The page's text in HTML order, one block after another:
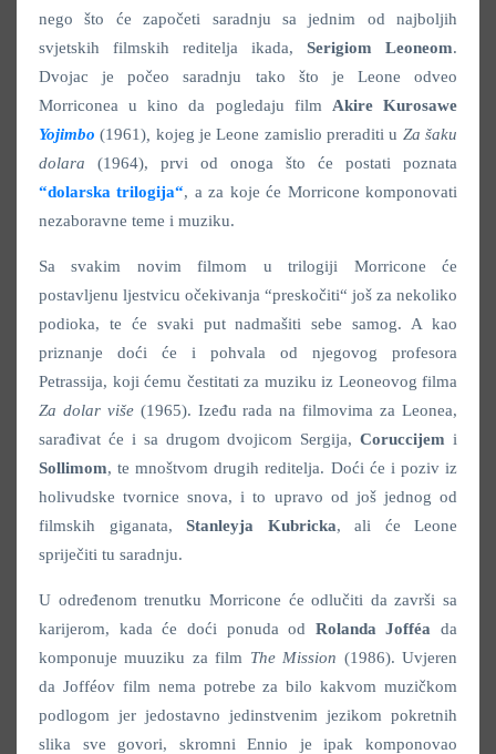
nego što će započeti saradnju sa jednim od najboljih
svjetskih filmskih reditelja ikada, Serigiom Leoneom.
Dvojac je počeo saradnju tako što je Leone odveo
Morriconea u kino da pogledaju film Akire Kurosawe
Yojimbo (1961) kojeg je Leone zamislio preraditi u Za šaku
dolara (1964), prvi od onoga što će postati poznata
“dolarska trilogija“, a za koje će Morricone komponovati
nezaboravne teme i muziku.
Sa svakim novim filmom u trilogiji Morricone će
postavljenu ljestvicu očekivanja “preskočiti“ još za nekoliko
podioka, te će svaki put nadmašiti sebe samog. A kao
priznanje doći će i pohvala od njegovog profesora
Petrassija, koji ćemu čestitati za muziku iz Leoneovog filma
Za dolar više (1965). Izeđu rada na filmovima za Leonea,
sarađivat će i sa drugom dvojicom Sergija,Coruccijem i
Sollimom, te mnoštvom drugih reditelja. Doći će i poziv iz
holivudske tvornice snova, i to upravo od još jednog od
filmskih giganata, Stanleyja Kubricka, ali će Leone
spriječiti tu saradnju.
U određenom trenutku Morricone će odlučiti da završi sa
karijerom, kada će doći ponuda od Rolanda Jofféa da
komponuje muuziku za film The Mission (1986). Uvjeren
da Jofféov film nema potrebe za bilo kakvom muzičkom
podlogom jer jedostavno jedinstvenim jezikom pokretnih
slika sve govori, skromni Ennio je ipak komponovao